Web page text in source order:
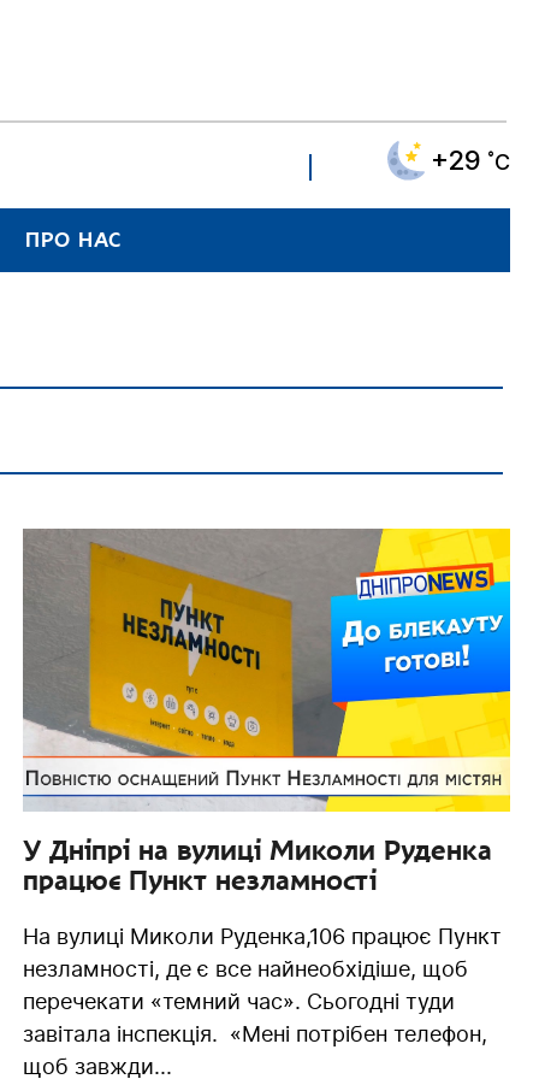
+29 ˚C
ПРО НАС
У Дніпрі на вулиці Миколи Руденка
працює Пункт незламності
На вулиці Миколи Руденка,106 працює Пункт
незламності, де є все найнеобхідіше, щоб
перечекати «темний час». Сьогодні туди
завітала інспекція. «Мені потрібен телефон,
щоб завжди...